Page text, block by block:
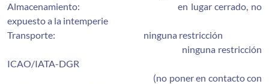
Almacenamiento: en lugar cerrado, no
expuesto a la intemperie
Transporte: ninguna restricción
ninguna restricción
ICAO/IATA-DGR
(no poner en contacto con